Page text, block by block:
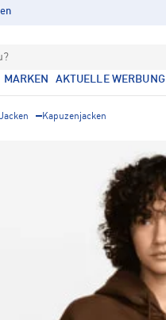
MARKEN AKTUELLE WERBUNG
Jacken Kapuzenjacken